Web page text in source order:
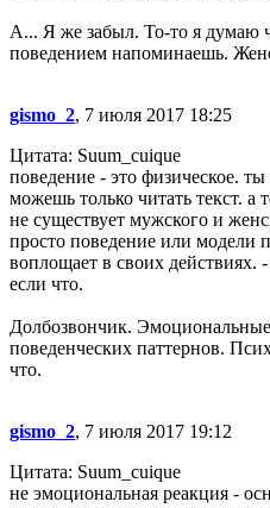
А... Я же забыл. То-то я думаю
поведением напоминаешь.
gismo_2, 7 июля 2017 18:25
Цитата: Suum_cuique
поведение - это физическое.
можешь только читать текст. а
не существует мужского и
просто поведение или модели
воплощает в своих действиях.
если что.
Долбозвончик.
поведенческих паттернов.
что.
gismo_2, 7 июля 2017 19:12
Цитата: Suum_cuique
не эмоциональная реакция -